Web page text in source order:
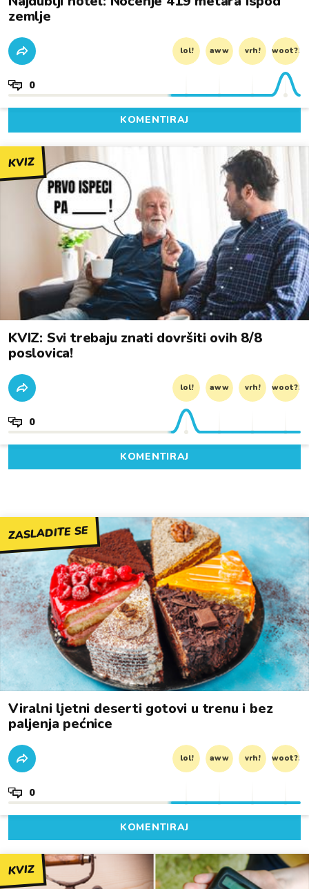
zemlje
lol! aww vrh! woot?!
0
KOMENTIRAJ
KVIZ
KVIZ: Svi trebaju znati dovršiti ovih 8/8
poslovica!
lol! aww vrh! woot?!
0
KOMENTIRAJ
ZASLADITE SE
Viralni ljetni deserti gotovi u trenu i bez
paljenja pećnice
lol! aww vrh! woot?!
0
KOMENTIRAJ
KVIZ